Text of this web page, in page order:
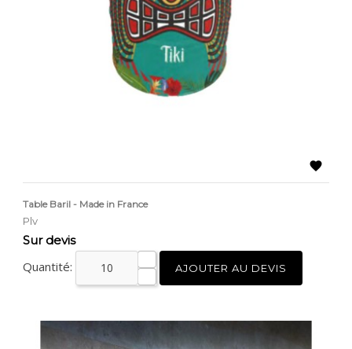

Table Baril - Made in France
Plv
Prix
Sur devis
Quantité: AJOUTER AU DEVIS